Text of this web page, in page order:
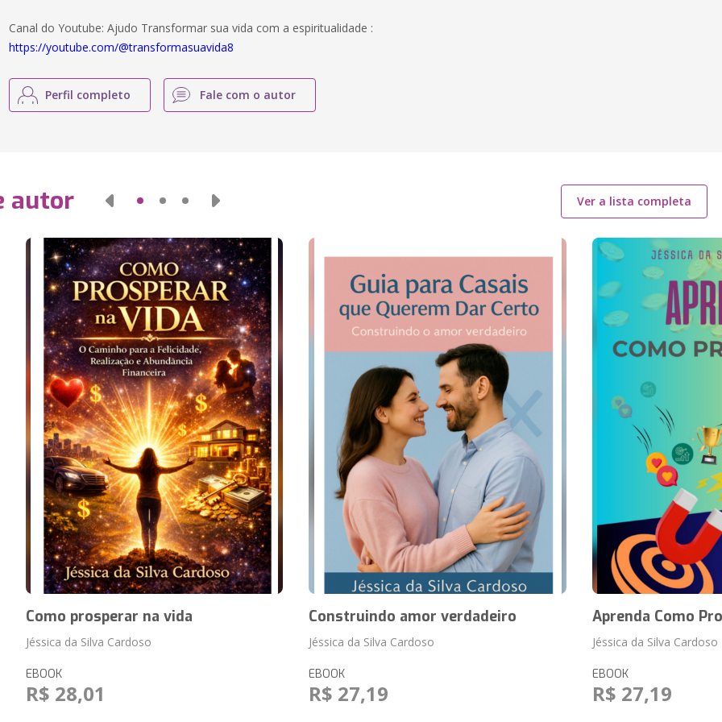
Canal do Youtube: Ajudo Transformar sua vida com a espiritualidade :
https://youtube.com/@transformasuavida8
Perfil completo Fale com o autor
autor Ver a lista completa
Como prosperar na vida
Jéssica da Silva Cardoso
EBOOK
R$ 28,01
Construindo amor verdadeiro
Jéssica da Silva Cardoso
EBOOK
R$ 27,19
Aprenda Como
Jéssica da Silva Cardoso
EBOOK
R$ 27,19